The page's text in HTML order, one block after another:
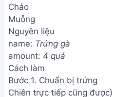
Chảo
Muỗng
Nguyên liệu
name: Trứng gà
amount: 4 quả
Cách làm
Bước 1. Chuẩn bị trứng
Chiên trực tiếp cũng được)